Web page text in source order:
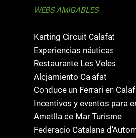
WEBS AMIGABLES
Karting Circuit Calafat
Experiencias náuticas
Restaurante Les Veles
Alojamiento Calafat
Conduce un Ferrari en
Incentivos y eventos para
Ametlla de Mar Turisme
Federació Catalana